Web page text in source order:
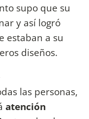
supo que su
y así logró
estaban a su
diseños.
las personas,
atención